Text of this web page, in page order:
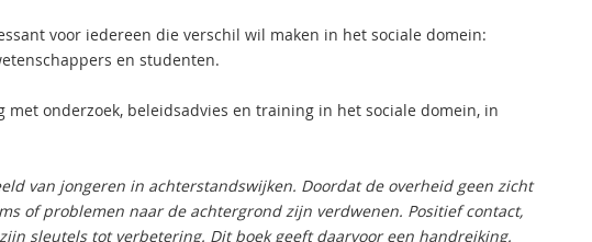
voor iedereen die verschil wil maken in het sociale domein:
en studenten.
onderzoek, beleidsadvies en training in het sociale domein, in
van jongeren in achterstandswijken. Doordat de overheid geen zicht
of problemen naar de achtergrond zijn verdwenen. Positief contact,
sleutels tot verbetering. Dit boek geeft daarvoor een handreiking.